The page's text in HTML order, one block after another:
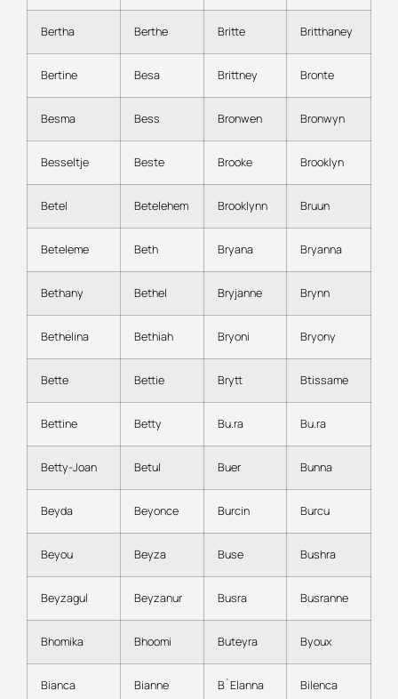
Bertha Berthe Britte Britthaney
Bertine Besa Brittney Bronte
Besma Bess Bronwen Bronwyn
Besseltje Beste Brooke Brooklyn
Betel Betelehem Brooklynn Bruun
Beteleme Beth Bryana Bryanna
Bethany Bethel Bryjanne Brynn
Bethelina Bethiah Bryoni Bryony
Bette Bettie Brytt Btissame
Bettine Betty Bu.ra Bu.ra
Betty-Joan Betul Buer Bunna
Beyda Beyonce Burcin Burcu
Beyou Beyza Buse Bushra
Beyzagul Beyzanur Busra Busranne
Bhomika Bhoomi Buteyra Byoux
Bianca Bianne B`Elanna Bilenca